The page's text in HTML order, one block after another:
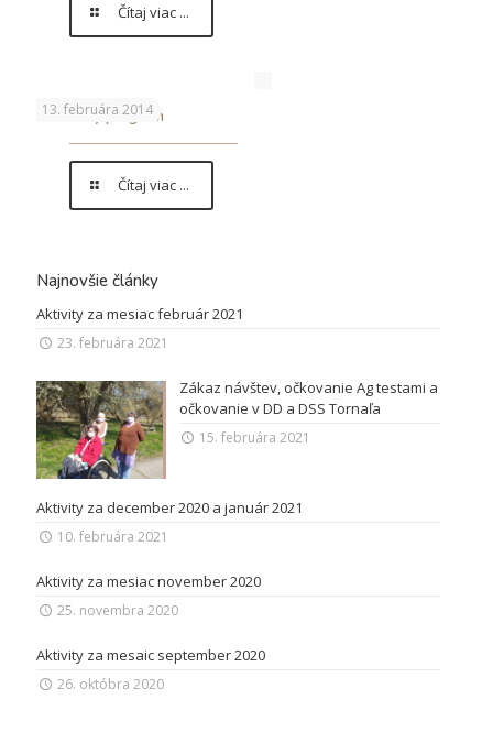
Čítaj viac ...
13. februára 2014
Vianočný program
Čítaj viac ...
Najnovšie články
Aktivity za mesiac február 2021
23. februára 2021
Zákaz návštev, očkovanie Ag testami a
očkovanie v DD a DSS Tornaľa
15. februára 2021
Aktivity za december 2020 a január 2021
10. februára 2021
Aktivity za mesiac november 2020
25. novembra 2020
Aktivity za mesaic september 2020
26. októbra 2020